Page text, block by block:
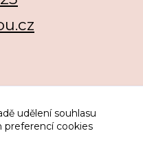
udělení souhlasu
preferencí cookies